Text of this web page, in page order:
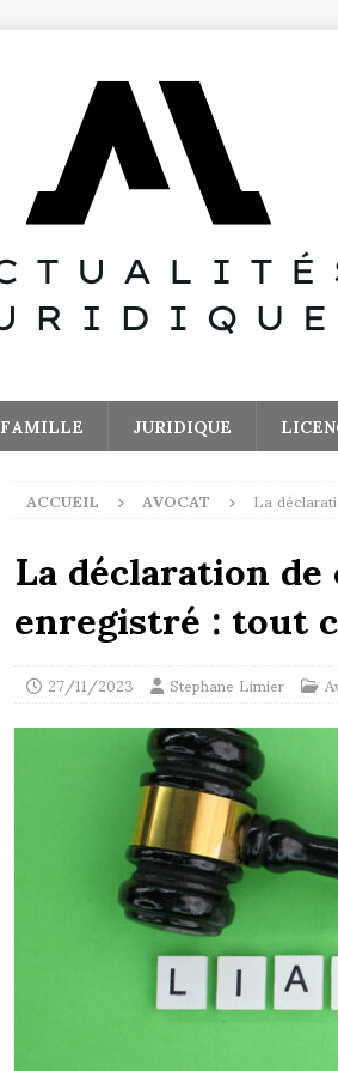
FAMILLE JURIDIQUE
ACCUEIL AVOCAT La
La déclaration
enregistré : tout
27/11/2023 Stephane Limier